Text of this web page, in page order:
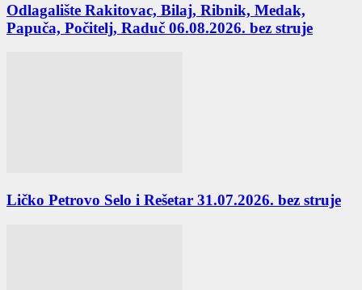
Odlagalište Rakitovac, Bilaj, Ribnik, Medak,
Papuča, Počitelj, Raduč 06.08.2026. bez struje
Ličko Petrovo Selo i Rešetar 31.07.2026. bez struje